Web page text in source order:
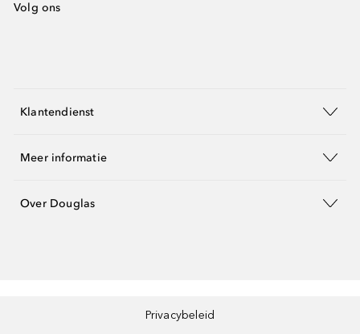
Volg ons
Klantendienst
Meer informatie
Over Douglas
Privacybeleid